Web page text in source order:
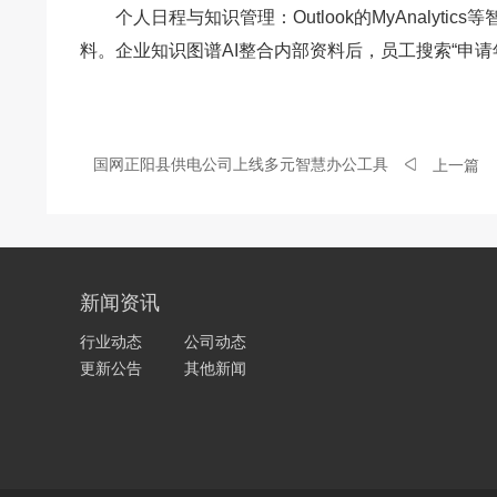
个人日程与知识管理：Outlook的MyAnalytics等
料。企业知识图谱AI整合内部资料后，员工搜索“申
国网正阳县供电公司上线多元智慧办公工具 上一篇
新闻资讯
行业动态
公司动态
更新公告
其他新闻